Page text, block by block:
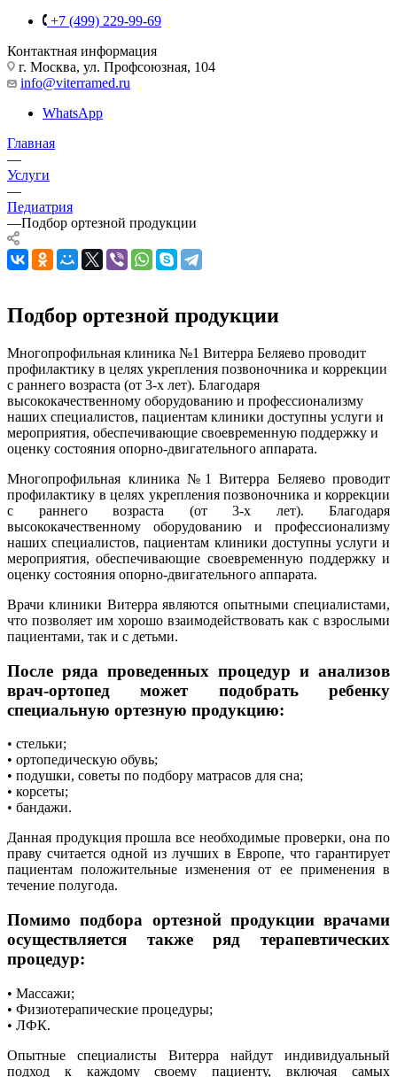
+7 (499) 229-99-69
Контактная информация
г. Москва, ул. Профсоюзная, 104
info@viterramed.ru
WhatsApp
Главная
—
Услуги
—
Педиатрия
—Подбор ортезной продукции
Подбор ортезной продукции
Многопрофильная клиника №1 Витерра Беляево проводит
профилактику в целях укрепления позвоночника и коррекции
с раннего возраста (от 3-х лет). Благодаря
высококачественному оборудованию и профессионализму
наших специалистов, пациентам клиники доступны услуги и
мероприятия, обеспечивающие своевременную поддержку и
оценку состояния опорно-двигательного аппарата.
Многопрофильная клиника №1 Витерра Беляево проводит
профилактику в целях укрепления позвоночника и коррекции
с раннего возраста (от 3-х лет). Благодаря
высококачественному оборудованию и профессионализму
наших специалистов, пациентам клиники доступны услуги и
мероприятия, обеспечивающие своевременную поддержку и
оценку состояния опорно-двигательного аппарата.
Врачи клиники Витерра являются опытными специалистами,
что позволяет им хорошо взаимодействовать как с взрослыми
пациентами, так и с детьми.
После ряда проведенных процедур и анализов
врач-ортопед может подобрать ребенку
специальную ортезную продукцию:
• стельки;
• ортопедическую обувь;
• подушки, советы по подбору матрасов для сна;
• корсеты;
• бандажи.
Данная продукция прошла все необходимые проверки, она по
праву считается одной из лучших в Европе, что гарантирует
пациентам положительные изменения от ее применения в
течение полугода.
Помимо подбора ортезной продукции врачами
осуществляется также ряд терапевтических
процедур:
• Массажи;
• Физиотерапические процедуры;
• ЛФК.
Опытные специалисты Витерра найдут индивидуальный
подход к каждому своему пациенту, включая самых